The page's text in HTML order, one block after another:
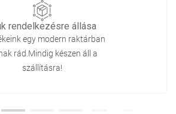
rendelkezésre állása
egy modern raktárban
rád.Mindig készen áll a
szállításra!